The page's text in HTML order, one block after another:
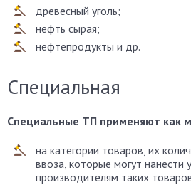
древесный уголь;
нефть сырая;
нефтепродукты и др.
Специальная
Специальные ТП применяют как
на категории товаров, их
ввоза, которые могут нанести
производителям таких